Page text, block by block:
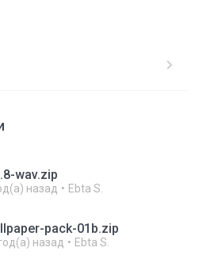
wav.zip
назад Ebta S.
pack-01b.zip
назад Ebta S.